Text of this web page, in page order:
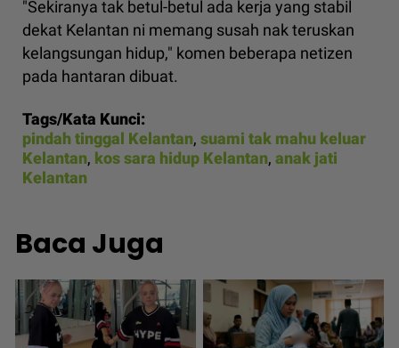
"Sekiranya tak betul-betul ada kerja yang stabil
dekat Kelantan ni memang susah nak teruskan
kelangsungan hidup," komen beberapa netizen
pada hantaran dibuat.
Tags/Kata Kunci:
pindah tinggal Kelantan, suami tak mahu keluar
Kelantan, kos sara hidup Kelantan, anak jati
Kelantan
Baca Juga